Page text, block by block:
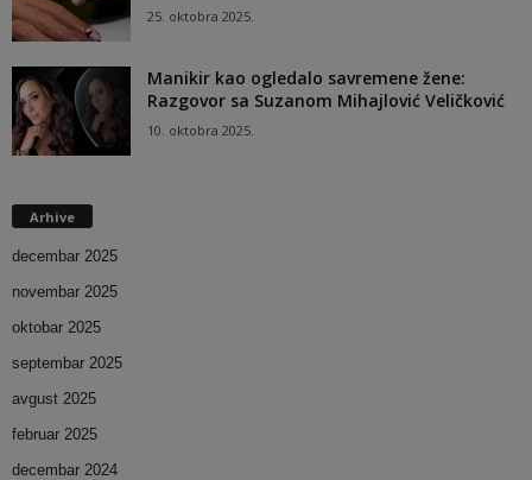
25. oktobra 2025.
Manikir kao ogledalo savremene žene:
Razgovor sa Suzanom Mihajlović Veličković
10. oktobra 2025.
Arhive
decembar 2025
novembar 2025
oktobar 2025
septembar 2025
avgust 2025
februar 2025
decembar 2024